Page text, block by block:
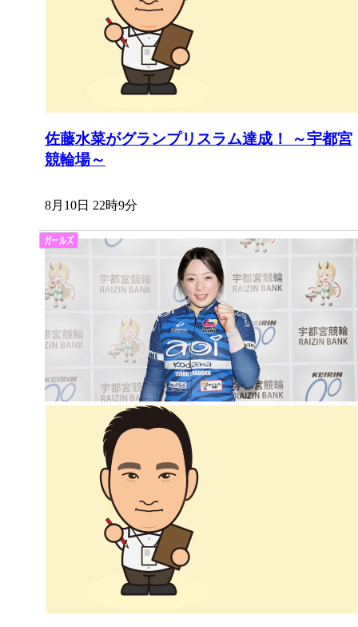
佐藤水菜がグランプリスラム達成！ ～宇都宮
競輪場～
8月10日 22時9分